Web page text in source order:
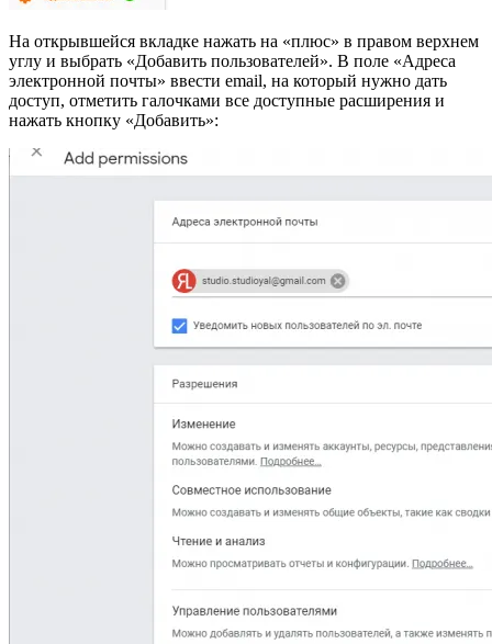
На открывшейся вкладке нажать на «плюс» в правом верхнем
углу и выбрать «Добавить пользователей». В поле «Адреса
электронной почты» ввести email, на который нужно дать
доступ, отметить галочками все доступные расширения и
нажать кнопку «Добавить»: